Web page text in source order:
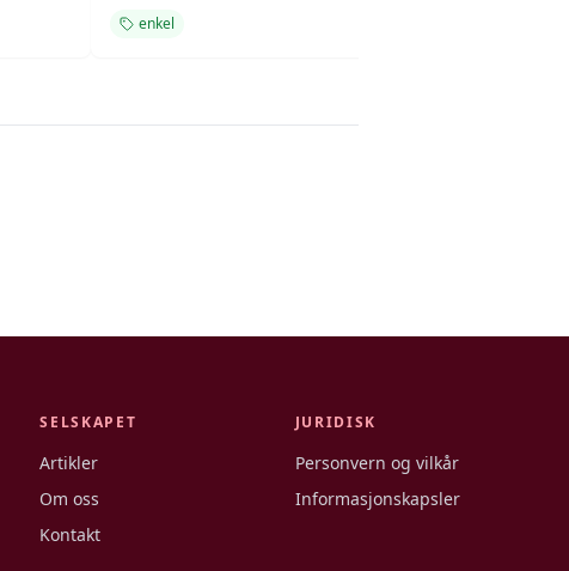
enkel
SELSKAPET
Artikler
Om oss
Kontakt
JURIDISK
Personvern og vilkår
Informasjonskapsler